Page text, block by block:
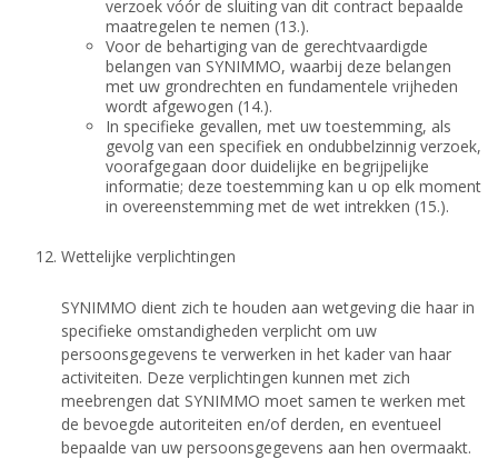
verzoek vóór de sluiting van dit contract bepaalde
maatregelen te nemen (13.).
Voor de behartiging van de gerechtvaardigde
belangen van SYNIMMO, waarbij deze belangen
met uw grondrechten en fundamentele vrijheden
wordt afgewogen (14.).
In specifieke gevallen, met uw toestemming, als
gevolg van een specifiek en ondubbelzinnig verzoek,
voorafgegaan door duidelijke en begrijpelijke
informatie; deze toestemming kan u op elk moment
in overeenstemming met de wet intrekken (15.).
Wettelijke verplichtingen
SYNIMMO dient zich te houden aan wetgeving die haar in
specifieke omstandigheden verplicht om uw
persoonsgegevens te verwerken in het kader van haar
activiteiten. Deze verplichtingen kunnen met zich
meebrengen dat SYNIMMO moet samen te werken met
de bevoegde autoriteiten en/of derden, en eventueel
bepaalde van uw persoonsgegevens aan hen overmaakt.